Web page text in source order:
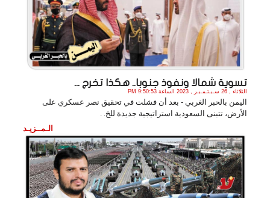
تسوية شمالا ونفوذ جنوبا.. هكذا تخرج ...
الثلاثاء , 26 سـبـتـمـبـر , 2023 الساعة 9:50:53 PM
اليمن بالحبر الغربي - بعد أن فشلت في تحقيق نصر عسكري على
الأرض، تتبنى السعودية استراتيجية جديدة للخ. .
الـمــزيـد